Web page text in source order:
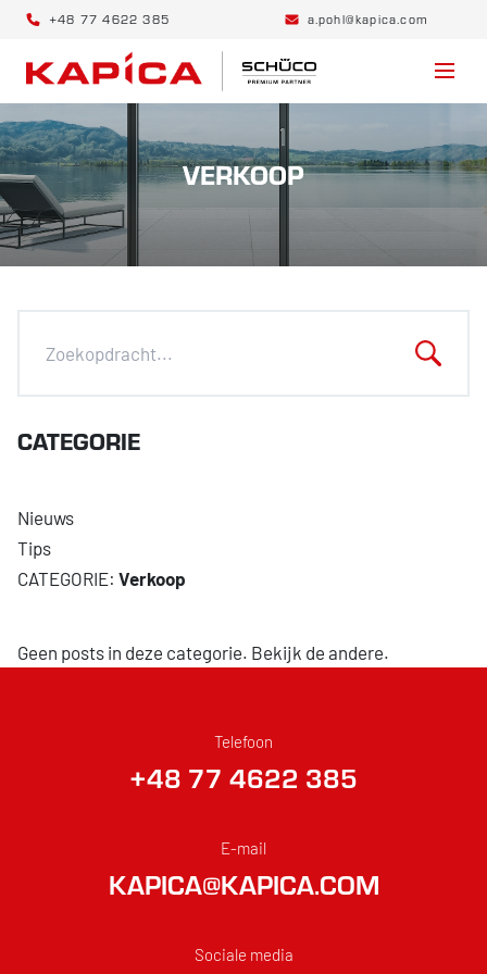
+48 77 4622 385 a.pohl@kapica.com
VERKOOP
Geen posts in deze categorie. Bekijk de andere.
CATEGORIE
Nieuws
Tips
Verkoop
Telefoon
+48 77 4622 385
E-mail
KAPICA@KAPICA.COM
Sociale media